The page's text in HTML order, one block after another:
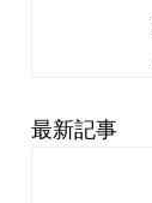
最新記事